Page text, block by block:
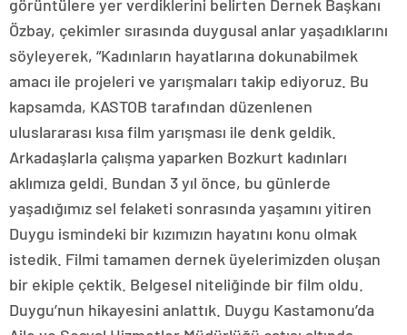
görüntülere yer verdiklerini belirten Dernek Başkanı
Özbay, çekimler sırasında duygusal anlar yaşadıklarını
söyleyerek, “Kadınların hayatlarına dokunabilmek
amacı ile projeleri ve yarışmaları takip ediyoruz. Bu
kapsamda, KASTOB tarafından düzenlenen
uluslararası kısa film yarışması ile denk geldik.
Arkadaşlarla çalışma yaparken Bozkurt kadınları
aklımıza geldi. Bundan 3 yıl önce, bu günlerde
yaşadığımız sel felaketi sonrasında yaşamını yitiren
Duygu ismindeki bir kızımızın hayatını konu olmak
istedik. Filmi tamamen dernek üyelerimizden oluşan
bir ekiple çektik. Belgesel niteliğinde bir film oldu.
Duygu’nun hikayesini anlattık. Duygu Kastamonu’da